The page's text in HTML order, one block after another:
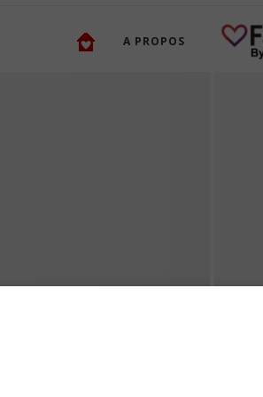
A PROPOS
DE MANGAS ET
ÉTÉ !